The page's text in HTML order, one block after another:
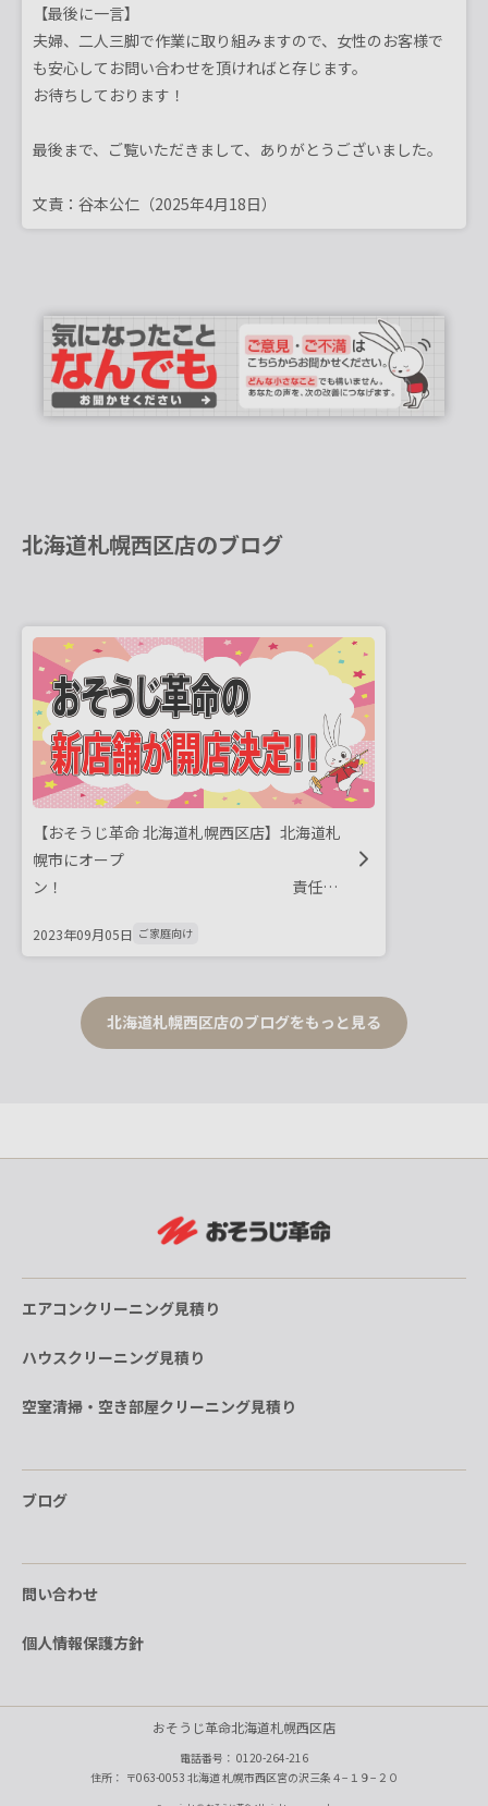
【最後に一言】
夫婦、二人三脚で作業に取り組みますので、女性のお客様で
も安心してお問い合わせを頂ければと存じます。
お待ちしております！
最後まで、ご覧いただきまして、ありがとうございました。
文責：谷本公仁（2025年4月18日）
北海道札幌西区店のブログ
【おそうじ革命 北海道札幌西区店】北海道札
幌市にオープ
ン！ 責任者
す！
2023年09月05日 ご家庭向け
北海道札幌西区店のブログをもっと見る
エアコンクリーニング見積り
ハウスクリーニング見積り
空室清掃・空き部屋クリーニング見積り
ブログ
問い合わせ
個人情報保護方針
おそうじ革命北海道札幌西区店
電話番号： 0120-264-216
住所： 〒063-0053 北海道 札幌市西区宮の沢三条４−１９−２０